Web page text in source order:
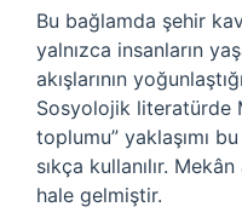
Bu bağlamda şehir
yalnızca insanların
akışlarının
Sosyolojik literatürde
toplumu” yaklaşımı
sıkça kullanılır.
hale gelmiştir.